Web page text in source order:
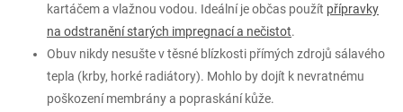
kartáčem a vlažnou vodou. Ideální je občas použít přípravky
na odstranění starých impregnací a nečistot.
Obuv nikdy nesušte v těsné blízkosti přímých zdrojů sálavého
tepla (krby, horké radiátory). Mohlo by dojít k nevratnému
poškození membrány a popraskání kůže.